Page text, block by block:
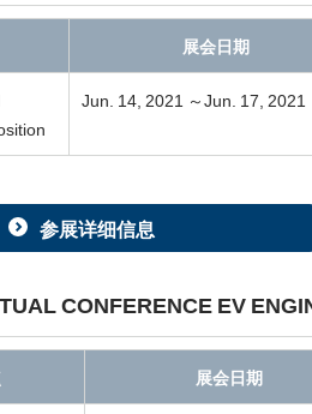
展会日期
Jun. 14, 2021 ～Jun. 17, 2021
参展详细信息
CONFERENCE EV
展会日期